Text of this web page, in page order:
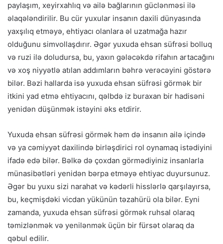
paylaşım, xeyirxahlıq və ailə bağlarının güclənməsi ilə
əlaqələndirilir. Bu cür yuxular insanın daxili dünyasında
yaxşılıq etməyə, ehtiyacı olanlara əl uzatmağa hazır
olduğunu simvollaşdırır. Əgər yuxuda ehsan süfrəsi bolluq
və ruzi ilə doludursa, bu, yaxın gələcəkdə rifahın artacağını
və xoş niyyətlə atılan addımların bəhrə verəcəyini göstərə
bilər. Bəzi hallarda isə yuxuda ehsan süfrəsi görmək bir
itkini yad etmə ehtiyacını, qəlbdə iz buraxan bir hadisəni
yenidən düşünmək istəyini əks etdirir.
Yuxuda ehsan süfrəsi görmək həm də insanın ailə içində
və ya cəmiyyət daxilində birləşdirici rol oynamaq istədiyini
ifadə edə bilər. Bəlkə də çoxdan görmədiyiniz insanlarla
münasibətləri yenidən bərpa etməyə ehtiyac duyursunuz.
Əgər bu yuxu sizi narahat və kədərli hisslərlə qarşılayırsa,
bu, keçmişdəki vicdan yükünün təzahürü ola bilər. Eyni
zamanda, yuxuda ehsan süfrəsi görmək ruhsal olaraq
təmizlənmək və yenilənmək üçün bir fürsət olaraq da
qəbul edilir.